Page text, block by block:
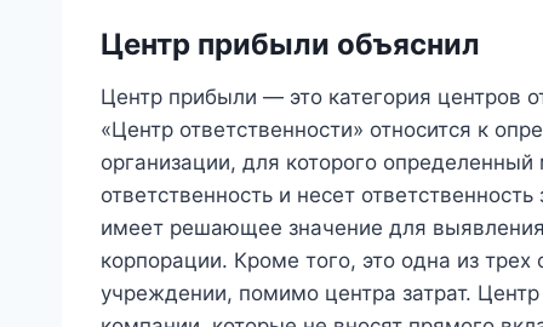
Центр прибыли объяснил
Центр прибыли — это категория центров
«Центр ответственности» относится к
организации, для которого
ответственность и несет
имеет решающее значение для
корпорации. Кроме того, это одна из
учреждении, помимо центра затрат. Центр